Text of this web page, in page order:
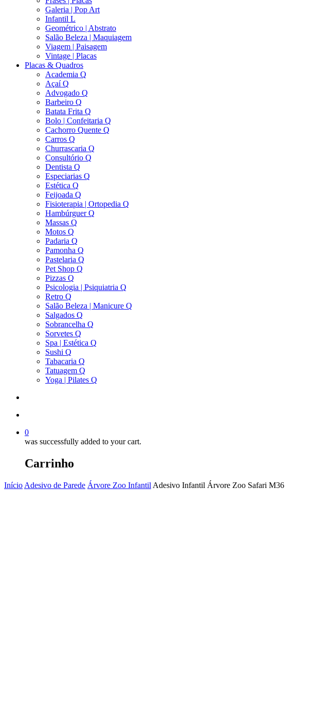
Galeria | Pop Art
Infantil L
Geométrico | Abstrato
Salão Beleza | Maquiagem
Viagem | Paisagem
Vintage | Placas
Placas & Quadros
Academia Q
Açaí Q
Advogado Q
Barbeiro Q
Batata Frita Q
Bolo | Confeitaria Q
Cachorro Quente Q
Carros Q
Churrascaria Q
Consultório Q
Dentista Q
Especiarias Q
Estética Q
Feijoada Q
Fisioterapia | Ortopedia Q
Hambúrguer Q
Massas Q
Motos Q
Padaria Q
Pamonha Q
Pastelaria Q
Pet Shop Q
Pizzas Q
Psicologia | Psiquiatria Q
Retro Q
Salão Beleza | Manicure Q
Salgados Q
Sobrancelha Q
Sorvetes Q
Spa | Estética Q
Sushi Q
Tabacaria Q
Tatuagem Q
Yoga | Pilates Q
0
was successfully added to your cart.
Carrinho
Início Adesivo de Parede Árvore Zoo Infantil Adesivo Infantil Árvore Zoo Safari M36